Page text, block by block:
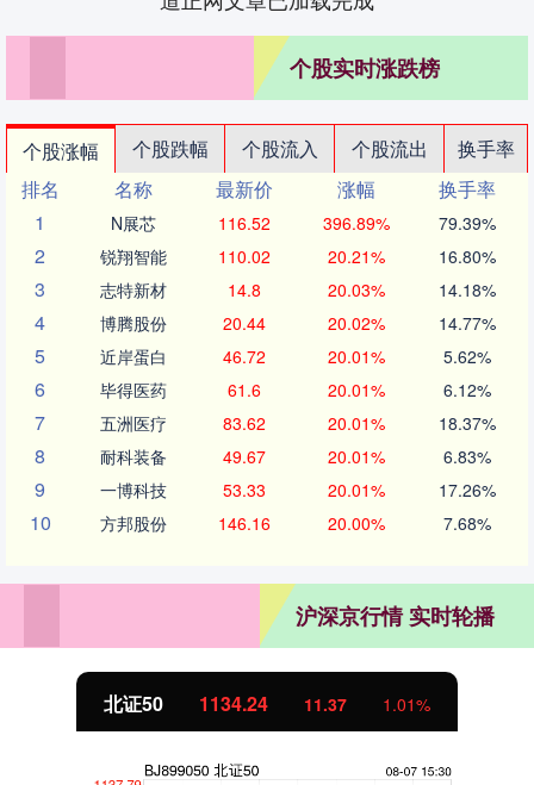
个股实时涨跌榜
个股涨幅 个股跌幅 个股流入 个股流出
换手率
排名
名称 最新价 涨幅
换手率
1
N展芯 116.52 396.89% 79.39%
2 锐翔智能 110.02 20.21% 16.80%
3 志特新材 14.8 20.03% 14.18%
4 博腾股份 20.44 20.02% 14.77%
5 近岸蛋白 46.72 20.01% 5.62%
6 毕得医药 61.6 20.01% 6.12%
7 五洲医疗 83.62 20.01% 18.37%
8 耐科装备 49.67 20.01% 6.83%
9 一博科技 53.33 20.01% 17.26%
10 方邦股份 146.16 20.00% 7.68%
沪深京行情 实时轮播
北证50 1134.24 11.37 1.01%